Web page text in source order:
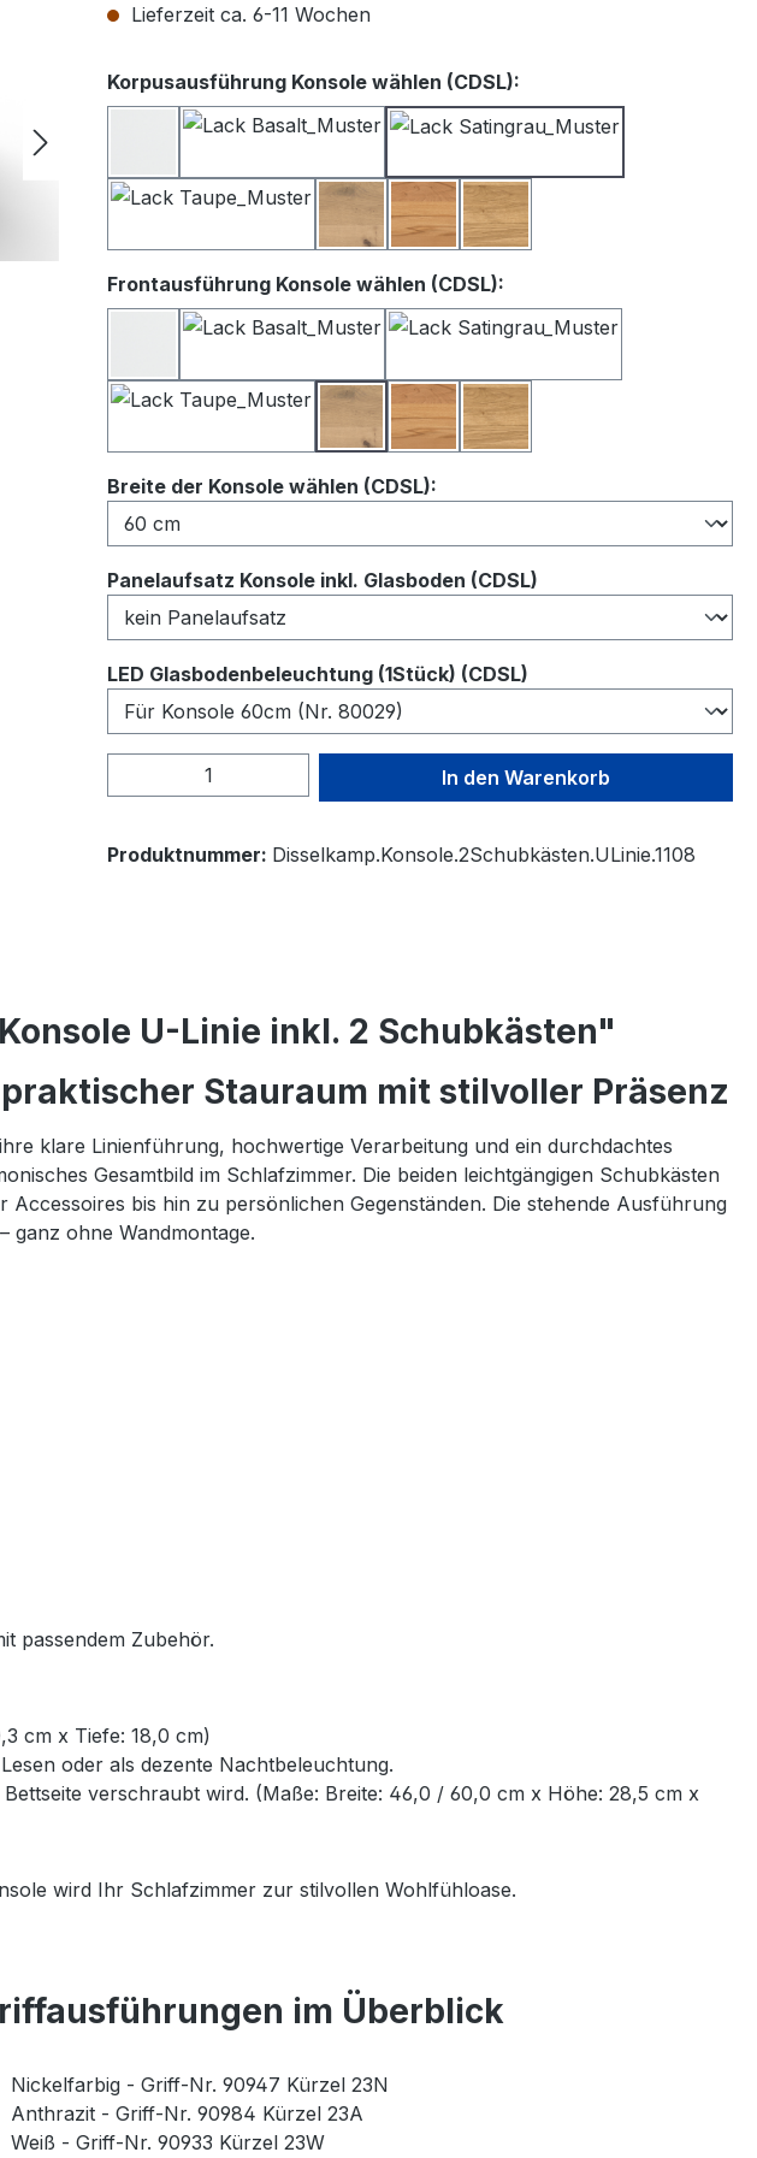
Lieferzeit ca. 6-11 Wochen
Korpusausführung Konsole wählen (CDSL):
BalkeneicheKernbucheWildeiche
Frontausführung Konsole wählen (CDSL):
BalkeneicheKernbucheWildeiche
Breite der Konsole wählen (CDSL):
Panelaufsatz Konsole inkl. Glasboden (CDSL)
LED Glasbodenbeleuchtung (1Stück) (CDSL)
Produkt Anzahl: Gib den gewünschten Wert
In den Warenkorb
Produktnummer: Disselkamp.Konsole.2Schubkästen.ULinie.1108
U-Linie inkl. 2 Schubkästen"
Stauraum mit stilvoller Präsenz
klare Linienführung, hochwertige Verarbeitung und ein durchdachtes
Gesamtbild im Schlafzimmer. Die beiden leichtgängigen Schubkästen
bis hin zu persönlichen Gegenständen. Die stehende Ausführung
ganz ohne Wandmontage.
passendem Zubehör.
cm x Tiefe: 18,0 cm)
oder als dezente Nachtbeleuchtung.
verschraubt wird. (Maße: Breite: 46,0 / 60,0 cm x Höhe: 28,5 cm x
wird Ihr Schlafzimmer zur stilvollen Wohlfühloase.
im Überblick
Nickelfarbig - Griff-Nr. 90947 Kürzel 23N
Anthrazit - Griff-Nr. 90984 Kürzel 23A
Weiß - Griff-Nr. 90933 Kürzel 23W